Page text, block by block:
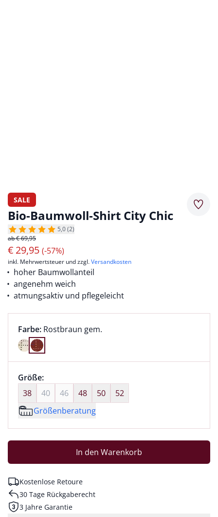
SALE
Bio-Baumwoll-Shirt City Chic
5,0 (2)
ab € 69,95
€ 29,95 (-57%)
inkl. Mehrwertsteuer und zzgl.Versandkosten
hoher Baumwollanteil
angenehm weich
atmungsaktiv und pflegeleicht
Farbauswahl:
Farbe: aktuell ausgewählt:
Rostbraun gem.
Farbe Rostbraun gem. ausgewählt
Größenauswahl:
Größe:nichts ausgewählt
38
40 46 48 50
52
Größenberatung
In den Warenkorb
Kostenlose Retoure
30 Tage Rückgaberecht
3 Jahre Garantie